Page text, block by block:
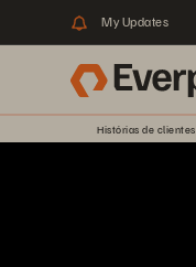
My Updates
Histórias de clientes